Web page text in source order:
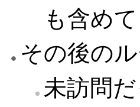
も含めて
その後の
未訪問